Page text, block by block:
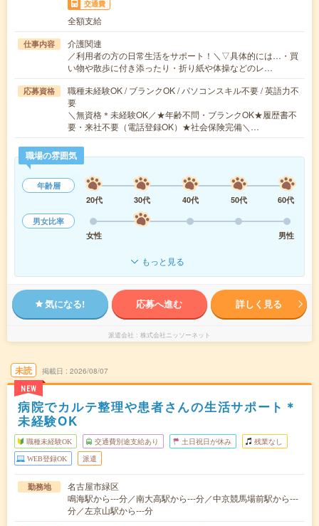
交通費
全額支給
仕事内容
介護関連
／利用者の方の日常生活をサポート！＼▽具体的には…・買
い物や散歩に付き添ったり・折り紙や体操などのレ…
応募資格
職種未経験OK / ブランクOK / パソコンスキル不要 / 英語力不
要
＼無資格＊未経験OK／★年齢不問・ブランクOK★履歴書不
要・来社不要（電話登録OK）★社会保険完備＼…
職場の雰囲気
年齢層
20代
30代 40代 50代
60代
男女比率
女性
男性
もっと見る
気になる! 応募へ進む 詳しく見る
派遣会社 株式会社ニッソーネット
未読
NEW
掲載日 2026/08/07
病院でカルテ整理や患者さんの生活サポート＊
未経験OK
職種未経験OK 交通費別途支給あり 土日祝日が休み 残業なし
WEB登録OK 派遣
勤務地
名古屋市緑区
鳴海駅から---分／南大高駅から---分／中京競馬場前駅から---
分／左京山駅から---分